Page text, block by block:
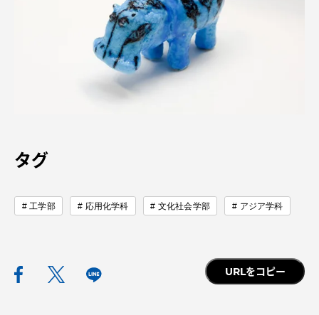
タグ
工学部 応用化学科 文化社会学部 アジア学科
URLをコピー
資料請求 お問い合わせ